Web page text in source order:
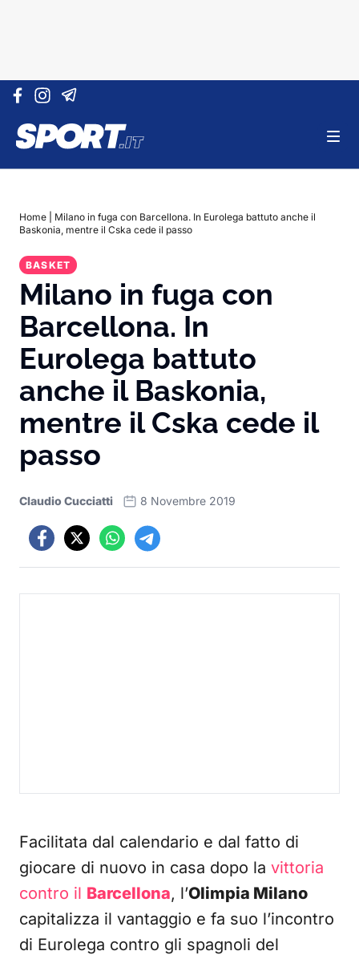
Vai al contenuto
Home
Milano in fuga con Barcellona. In Eurolega battuto anche il
Baskonia, mentre il Cska cede il passo
BASKET
Milano in fuga con
Barcellona. In
Eurolega battuto
anche il Baskonia,
mentre il Cska cede il
passo
Claudio Cucciatti 8 Novembre 2019
Facilitata dal calendario e dal fatto di
giocare di nuovo in casa dopo la vittoria
contro il Barcellona, l’Olimpia Milano
capitalizza il vantaggio e fa suo l’incontro
di Eurolega contro gli spagnoli del